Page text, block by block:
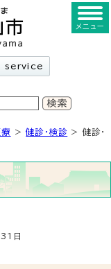
service
メニュー
療 >健診・検診 > 健診・
日